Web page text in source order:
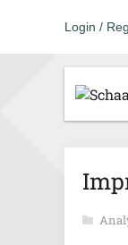
Login /